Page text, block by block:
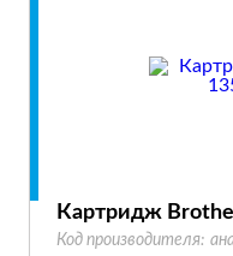
Картридж
Код производителя: